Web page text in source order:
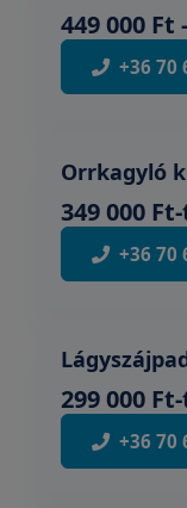
449 000 Ft
+36 70
Orrkagyló
349 000
+36 70
299 000
+36 70